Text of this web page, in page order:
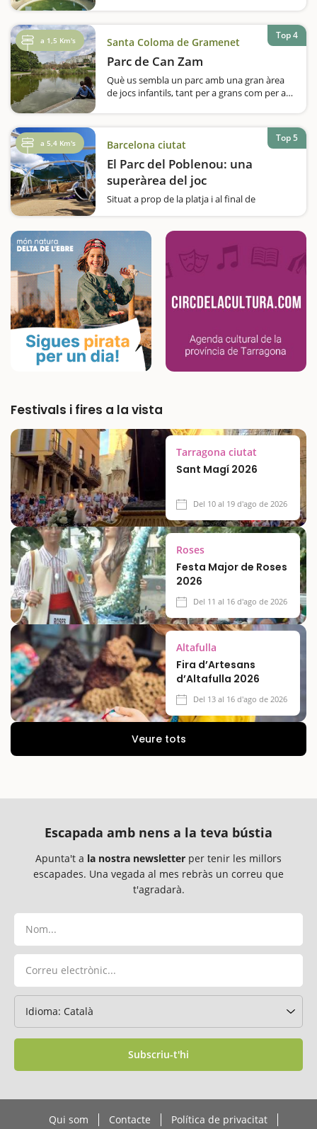
El Parc del Laberint d’Horta és una joia
amagada de Barcelona, ideal per a una
escapada en família. Situat al barri d’Horta-
Guinardó, aquest jardí històric combina la
bellesa d’un jardí neoclàssic…
a 1,5 Km's Santa Coloma de Gramenet
Parc de Can Zam
Què us sembla un parc amb una gran àrea
de jocs infantils, tant per a grans com per a
pícnic, un gran llac, lavabos públics,…
Top 4
a 5,4 Km's Barcelona ciutat
El Parc del Poblenou: una
superàrea del joc
Situat a prop de la platja i al final de
espectacular: la "Platgeta del Poblenou",
ubicada al passeig de Calvell. Aquest nou
espai està…
Top 5
Festivals i fires a la vista
Tarragona ciutat
Sant Magí 2026
Del 10 al 19 d'ago de 2026
Roses
Festa Major de Roses
2026
Del 11 al 16 d'ago de 2026
Altafulla
Fira d’Artesans
d’Altafulla 2026
Del 13 al 16 d'ago de 2026
Veure tots
Escapada amb nens a la teva bústia
Apunta't a la nostra newsletter per tenir les millors
escapades. Una vegada al mes rebràs un correu que
t'agradarà.
Subscriu-t'hi
Qui som Contacte Política de privacitat